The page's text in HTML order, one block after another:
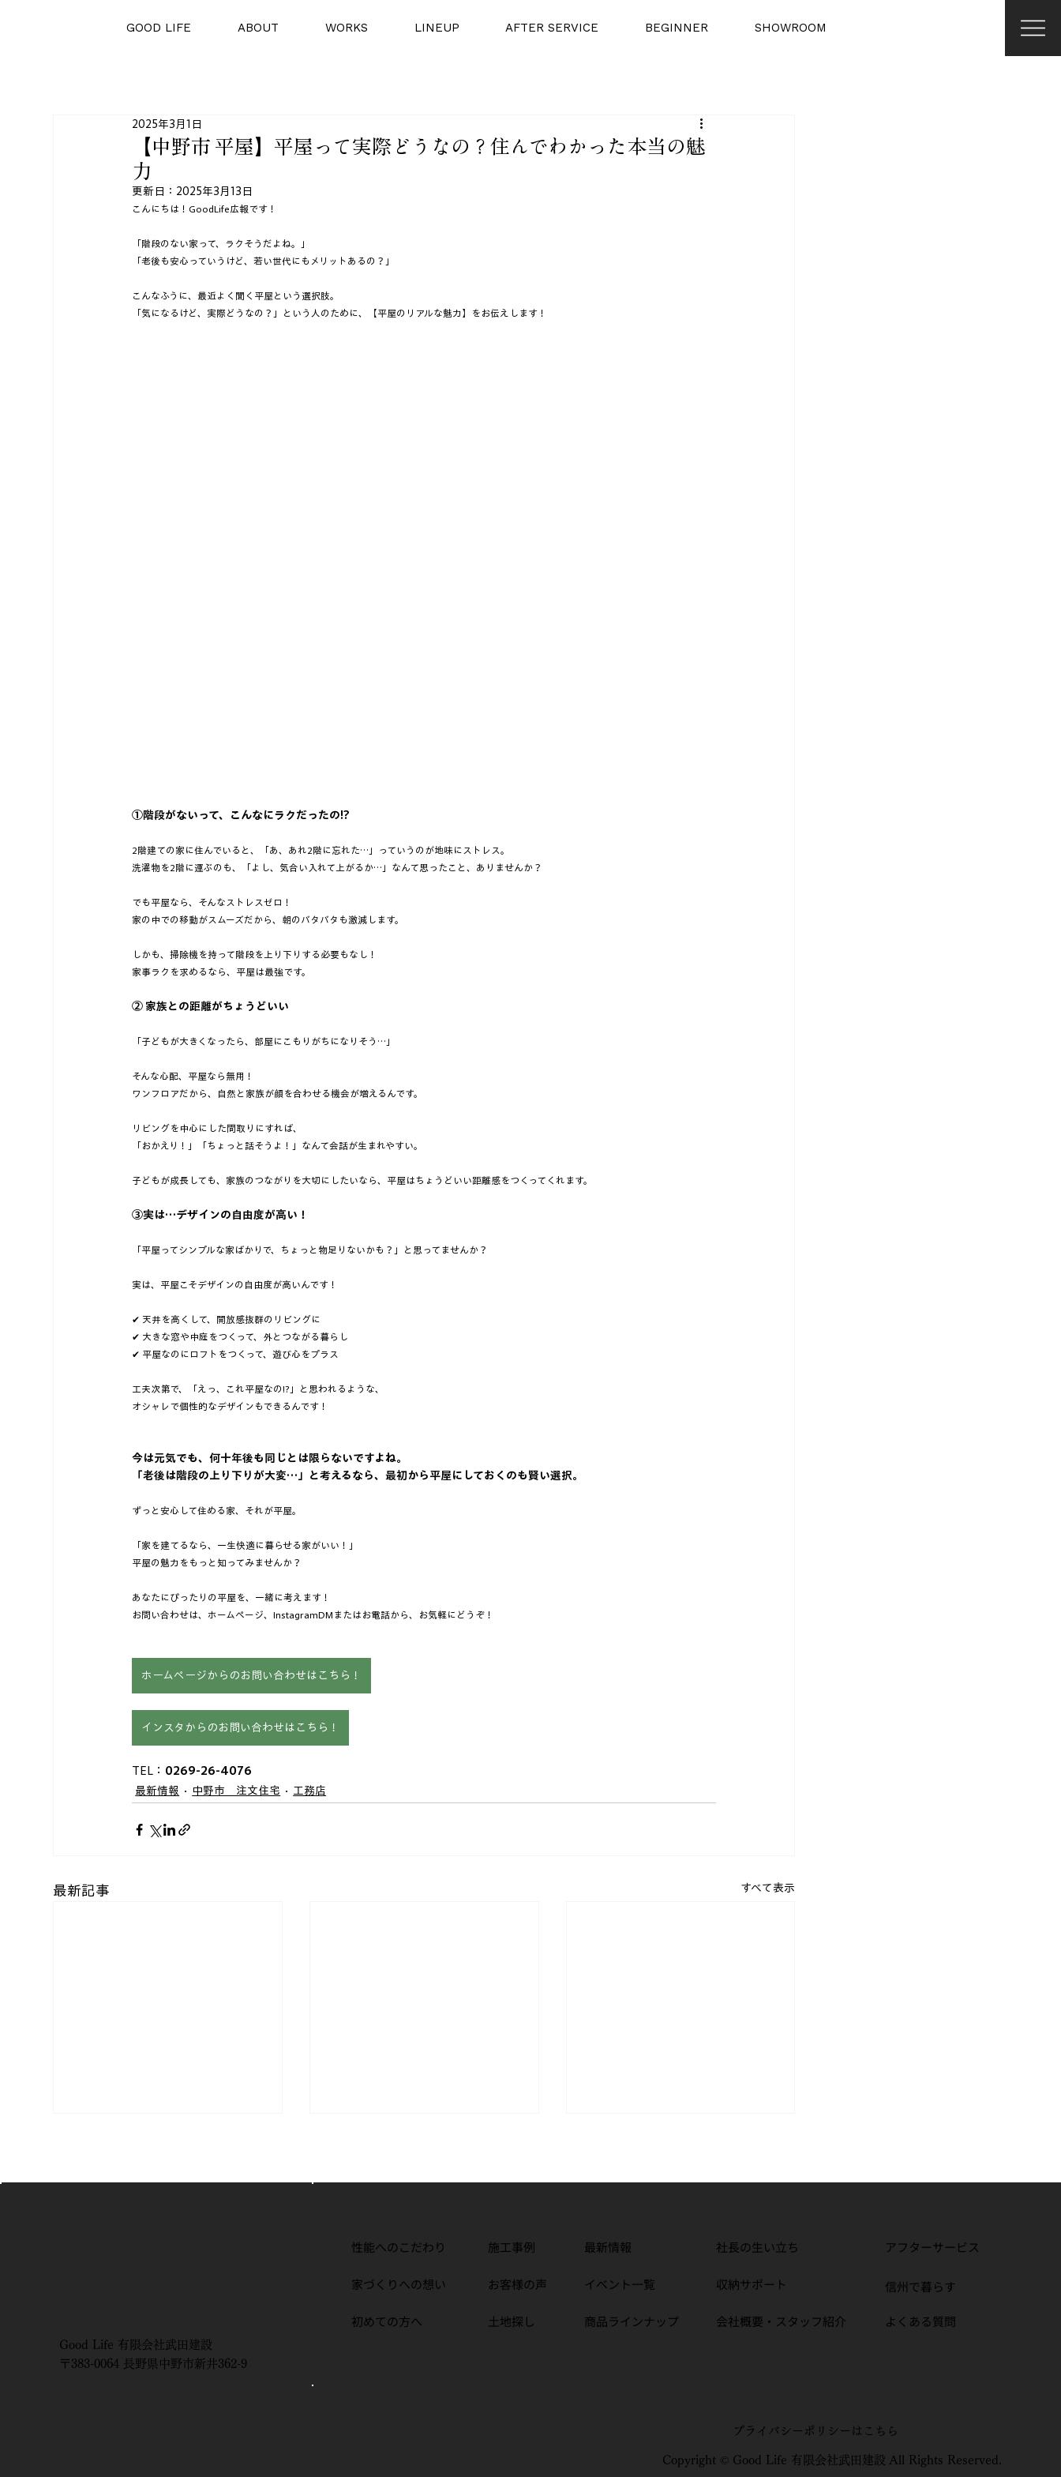
GOOD LIFE ABOUT WORKS LINEUP AFTER SERVICE BEGINNER SHOWROOM
【中野市 平屋】平屋って実際どうなの？住んでわかった本当の魅
力
2025年3月1日
更新日： 2025年3月13日
こんにちは！GoodLife広報です！
「階段のない家って、ラクそうだよね。」
「老後も安心っていうけど、若い世代にもメリットあるの？」
こんなふうに、最近よく聞く平屋という選択肢。
「気になるけど、実際どうなの？」という人のために、【平屋のリアルな魅力】をお伝えします！
①階段がないって、こんなにラクだったの!?
2階建ての家に住んでいると、「あ、あれ2階に忘れた…」っていうのが地味にストレス。
洗濯物を2階に運ぶのも、「よし、気合い入れて上がるか…」なんて思ったこと、ありませんか？
でも平屋なら、そんなストレスゼロ！
家の中での移動がスムーズだから、朝のバタバタも激減します。
しかも、掃除機を持って階段を上り下りする必要もなし！
家事ラクを求めるなら、平屋は最強です。
② 家族との距離がちょうどいい
「子どもが大きくなったら、部屋にこもりがちになりそう…」
そんな心配、平屋なら無用！
ワンフロアだから、自然と家族が顔を合わせる機会が増えるんです。
リビングを中心にした間取りにすれば、
「おかえり！」「ちょっと話そうよ！」なんて会話が生まれやすい。
子どもが成長しても、家族のつながりを大切にしたいなら、平屋はちょうどいい距離感をつくってくれます。
③実は…デザインの自由度が高い！
「平屋ってシンプルな家ばかりで、ちょっと物足りないかも？」と思ってませんか？
実は、平屋こそデザインの自由度が高いんです！
✔ 天井を高くして、開放感抜群のリビングに
✔ 大きな窓や中庭をつくって、外とつながる暮らし
✔ 平屋なのにロフトをつくって、遊び心をプラス
工夫次第で、「えっ、これ平屋なの!?」と思われるような、
オシャレで個性的なデザインもできるんです！
今は元気でも、何十年後も同じとは限らないですよね。
「老後は階段の上り下りが大変…」と考えるなら、最初から平屋にしておくのも賢い選択。
ずっと安心して住める家、それが平屋。
「家を建てるなら、一生快適に暮らせる家がいい！」
平屋の魅力をもっと知ってみませんか？
あなたにぴったりの平屋を、一緒に考えます！
お問い合わせは、ホームページ、InstagramDMまたはお電話から、お気軽にどうぞ！
ホームページからのお問い合わせはこちら！
インスタからのお問い合わせはこちら！
TEL： 0269-26-4076
最新情報 中野市＿注文住宅 工務店
最新記事 すべて表示
イベントを開催しました！」
りを楽しく学ぼう！【長野市
Good Life 有限会社武田建設
〒383-0064 長野県中野市新井362-9
性能へのこだわり
家づくりへの想い
初めての方へ
施工事例
お客様の声
土地探し
最新情報
イベント一覧
商品ラインナップ
社長の生い立ち
収納サポート
​会社概要・スタッフ紹介
アフターサービス
信州で暮らす
よくある質問
プライバシーポリシー​はこちら
Copyright © Good Life 有限会社武田建設 All Rights Reserved.